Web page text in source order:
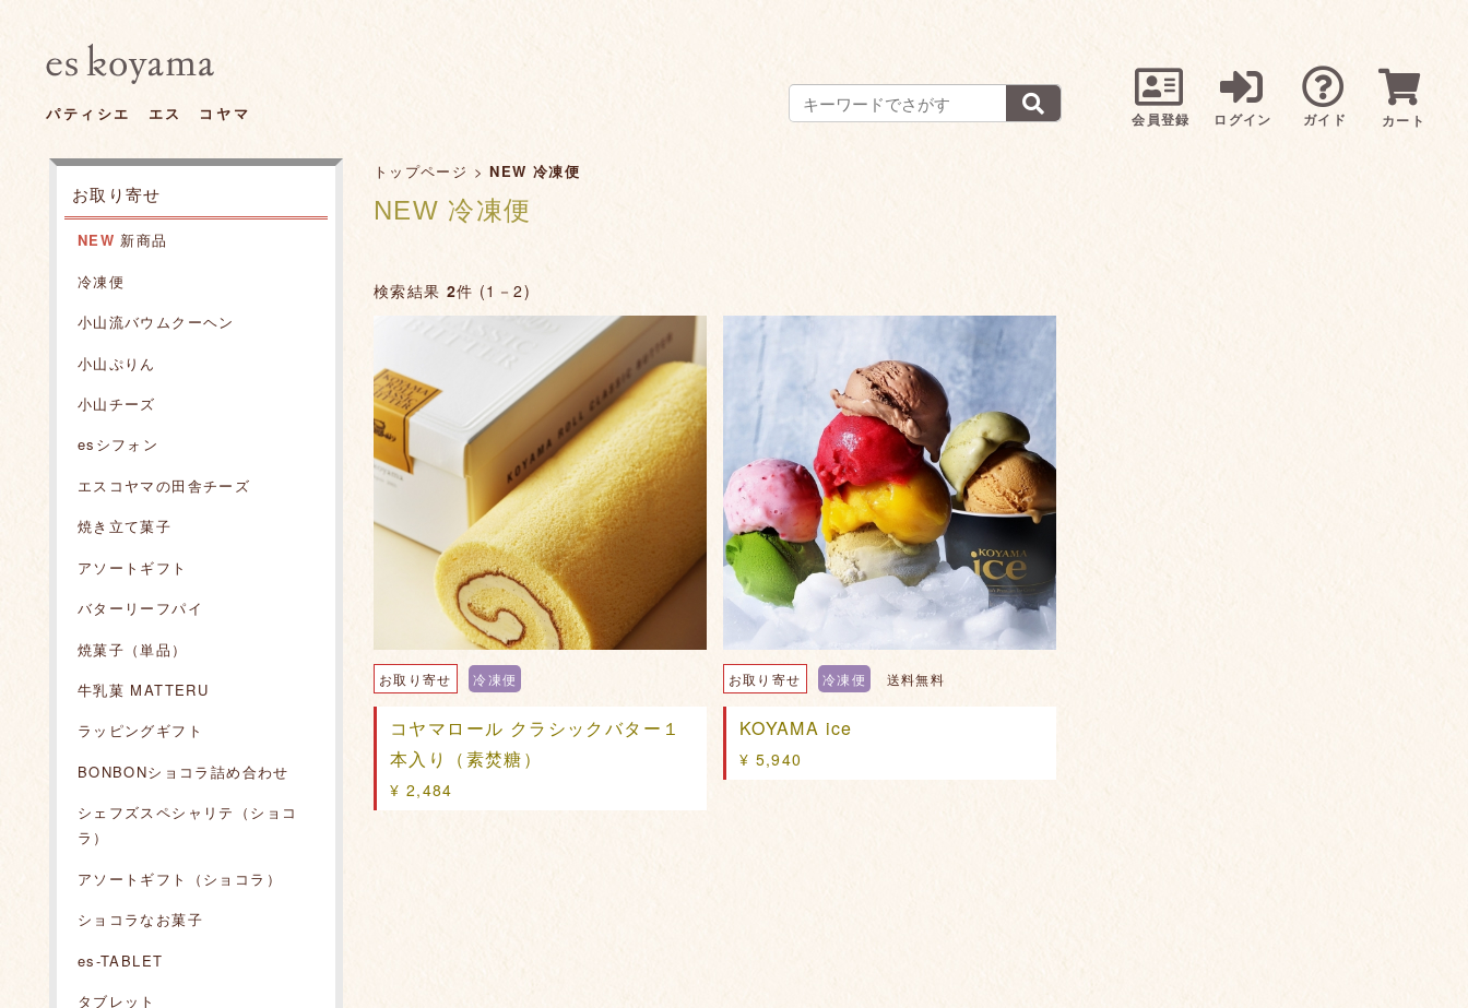
会員登録 ログイン ガイド カート
パティシエ エス コヤマ
お取り寄せ
NEW 新商品
冷凍便
小山流バウムクーヘン
小山ぷりん
小山チーズ
esシフォン
エスコヤマの田舎チーズ
焼き立て菓子
アソートギフト
バターリーフパイ
焼菓子（単品）
牛乳菓 MATTERU
ラッピングギフト
BONBONショコラ詰め合わせ
シェフズスペシャリテ（ショコ
ラ）
アソートギフト（ショコラ）
ショコラなお菓子
es-TABLET
タブレット
トップページ >NEW 冷凍便
NEW 冷凍便
検索結果 2件 (1－2)
お取り寄せ 冷凍便
コヤマロール クラシックバター１
本入り（素焚糖）
¥ 2,484
お取り寄せ 冷凍便 送料無料
KOYAMA ice
¥ 5,940